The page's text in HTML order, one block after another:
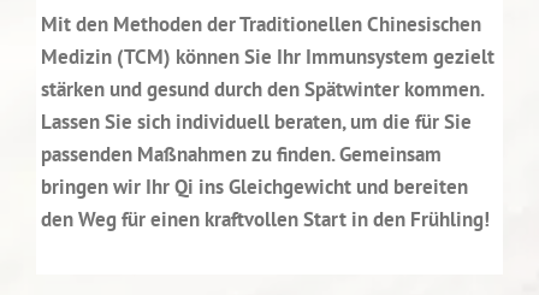
Mit den Methoden der Traditionellen Chinesischen
Medizin (TCM) können Sie Ihr Immunsystem gezielt
stärken und gesund durch den Spätwinter kommen.
Lassen Sie sich individuell beraten, um die für Sie
passenden Maßnahmen zu finden. Gemeinsam
bringen wir Ihr Qi ins Gleichgewicht und bereiten
den Weg für einen kraftvollen Start in den Frühling!